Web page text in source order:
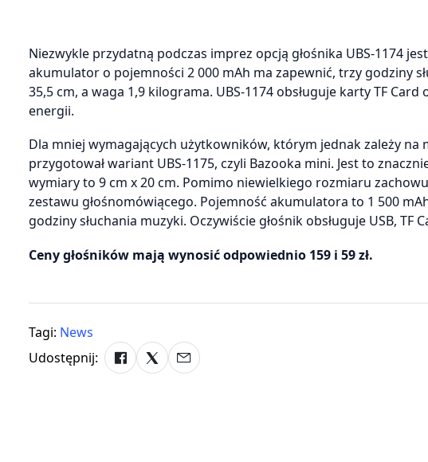
Niezwykle przydatną podczas imprez opcją głośnika UBS-1174
akumulator o pojemności 2 000 mAh ma zapewnić, trzy godziny
35,5 cm, a waga 1,9 kilograma. UBS-1174 obsługuje karty TF
energii.
Dla mniej wymagających użytkowników, którym jednak zależy na
przygotował wariant UBS-1175, czyli Bazooka mini. Jest to
wymiary to 9 cm x 20 cm. Pomimo niewielkiego rozmiaru
zestawu głośnomówiącego. Pojemność akumulatora to 1 500
godziny słuchania muzyki. Oczywiście głośnik obsługuje USB, TF
Ceny głośników mają wynosić odpowiednio 159 i 59 zł.
Tagi: News
Udostępnij: